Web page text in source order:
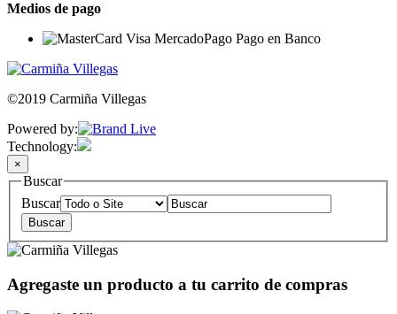
Medios de pago
©2019 Carmiña Villegas
Powered by:
Technology:
×
Buscar
Buscar
Agregaste un producto a tu carrito de compras